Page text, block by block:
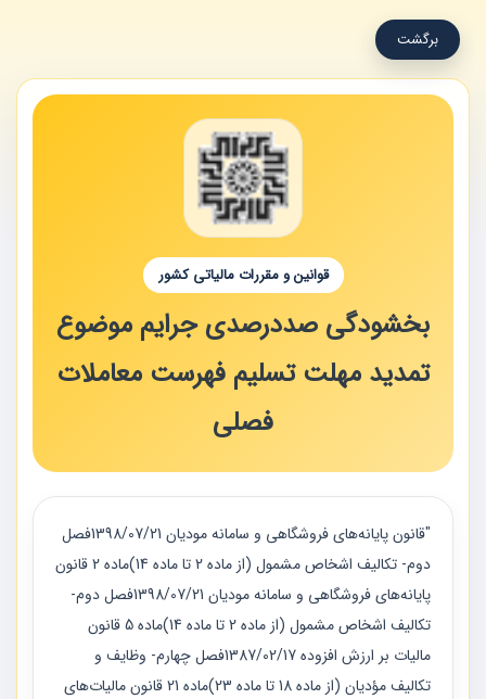
برگشت
قوانین و مقررات مالیاتی کشور
بخشودگی صددرصدی جرایم موضوع
تمدید مهلت تسلیم فهرست معاملات
فصلی
"قانون پایانه‌های فروشگاهی و سامانه مودیان 1398/07/21فصل
دوم- تکالیف اشخاص مشمول (از ماده 2 تا ماده 14)ماده 2 قانون
پایانه‌های فروشگاهی و سامانه مودیان 1398/07/21فصل دوم-
تکالیف اشخاص مشمول (از ماده 2 تا ماده 14)ماده 5 قانون
ماليات بر ارزش افزوده 1387/02/17فصل چهارم- وظایف و
تکالیف مؤدیان (از ماده 18 تا ماده 23)ماده 21 قانون مالیات‌های